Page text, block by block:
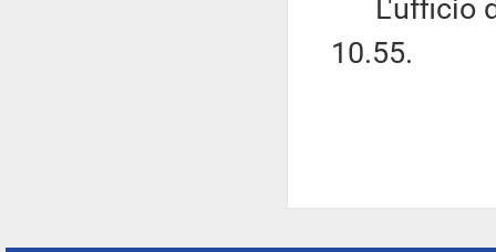
L'ufficio di
10.55.